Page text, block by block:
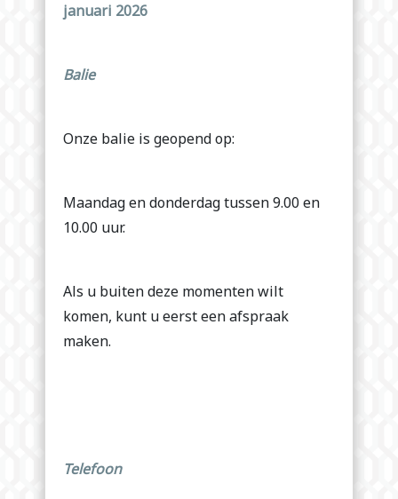
januari 2026
Balie
Onze balie is geopend op:
Maandag en donderdag tussen 9.00 en
10.00 uur.
Als u buiten deze momenten wilt
komen, kunt u eerst een afspraak
maken.
Telefoon